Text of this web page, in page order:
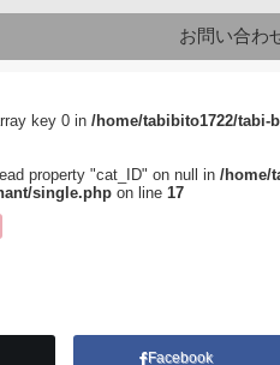
お問い合わ
key 0 in /home/tabibito1722/
property "cat_ID" on null in /home/
single.php on line 17
Facebook